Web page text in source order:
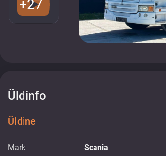
+27
Üldinfo
Üldine
Mark Scania